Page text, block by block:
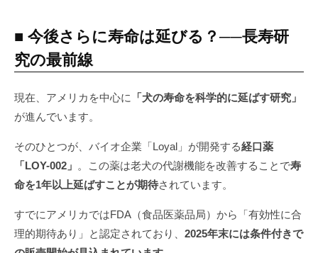
■ 今後さらに寿命は延びる？──長寿研
究の最前線
現在、アメリカを中心に 「犬の寿命を科学的に延ばす研究」
が進んでいます。
そのひとつが、バイオ企業「Loyal」が開発する経口薬
「LOY-002」 。この薬は老犬の代謝機能を改善することで寿
命を1年以上延ばすことが期待されています。
すでにアメリカではFDA（食品医薬品局）から「有効性に合
理的期待あり」と認定されており、 2025年末には条件付きで